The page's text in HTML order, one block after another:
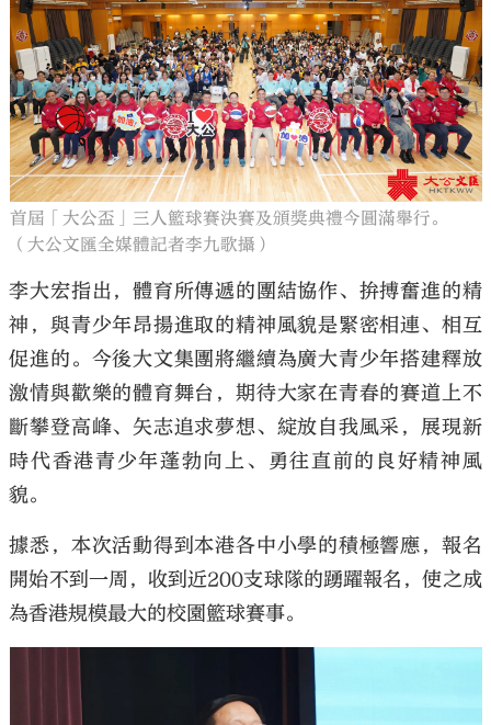
首屆「大公盃」三人籃球賽決賽及頒獎典禮今圓滿舉行。
（大公文匯全媒體記者李九歌攝）
李大宏指出，體育所傳遞的團結協作、拚搏奮進的精
神，與青少年昂揚進取的精神風貌是緊密相連、相互
促進的。今後大文集團將繼續為廣大青少年搭建釋放
激情與歡樂的體育舞台，期待大家在青春的賽道上不
斷攀登高峰、矢志追求夢想、綻放自我風采，展現新
時代香港青少年蓬勃向上、勇往直前的良好精神風
貌。
據悉，本次活動得到本港各中小學的積極響應，報名
開始不到一周，收到近200支球隊的踴躍報名，使之成
為香港規模最大的校園籃球賽事。